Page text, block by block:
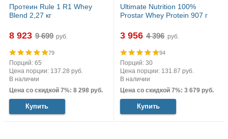
Протеин Rule 1 R1 Whey
Blend 2,27 кг
8 923 руб.
79
Порций: 65
Цена порции: 137.28 руб.
В наличии
Цена со скидкой 7%: 8 298 руб.
Купить
Ultimate Nutrition 100%
Prostar Whey Protein 907 г
3 956 руб.
94
Порций: 30
Цена порции: 131.87 руб.
В наличии
Цена со скидкой 7%: 3 679 руб.
Купить